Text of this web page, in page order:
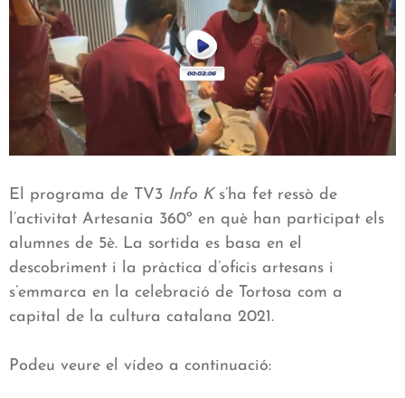
El programa de TV3 Info Ks’ha fet ressò de
l’activitat Artesania 360º en què han participat els
alumnes de 5è. La sortida es basa en el
descobriment i la pràctica d’oficis artesans i
s’emmarca en la celebració de Tortosa com a
capital de la cultura catalana 2021.
Podeu veure el vídeo a continuació: